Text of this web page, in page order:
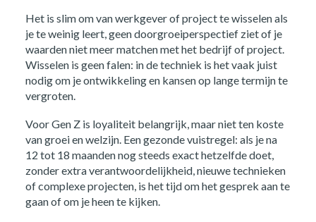
Het is slim om van werkgever of project te wisselen als
je te weinig leert, geen doorgroeiperspectief ziet of je
waarden niet meer matchen met het bedrijf of project.
Wisselen is geen falen: in de techniek is het vaak juist
nodig om je ontwikkeling en kansen op lange termijn te
vergroten.
Voor Gen Z is loyaliteit belangrijk, maar niet ten koste
van groei en welzijn. Een gezonde vuistregel: als je na
12 tot 18 maanden nog steeds exact hetzelfde doet,
zonder extra verantwoordelijkheid, nieuwe technieken
of complexe projecten, is het tijd om het gesprek aan te
gaan of om je heen te kijken.